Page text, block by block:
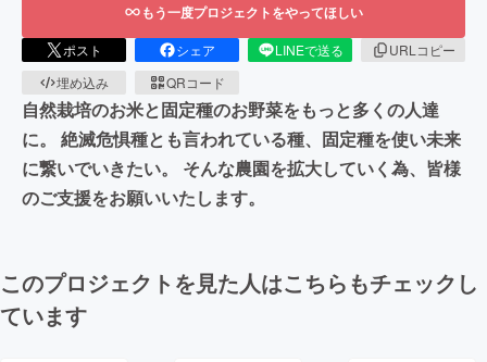
もう一度プロジェクトをやってほしい
ポスト シェア LINEで送る
URLコピー
埋め込み
QRコード
自然栽培のお米と固定種のお野菜をもっと多くの人達
に。 絶滅危惧種とも言われている種、固定種を使い未来
に繋いでいきたい。 そんな農園を拡大していく為、皆様
のご支援をお願いいたします。
このプロジェクトを見た人はこちらもチェックし
ています